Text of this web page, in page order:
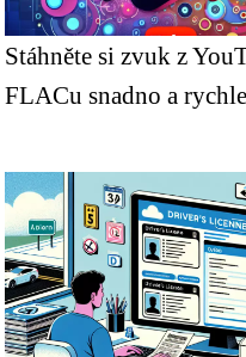
Stáhněte si zvuk z
FLACu snadno a